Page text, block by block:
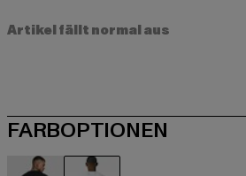
Artikel fällt normal aus
FARBOPTIONEN